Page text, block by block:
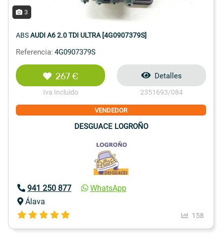
3
ABSAUDI A6 2.0 TDI ULTRA [4G0907379S]
Referencia: 4G0907379S
267 €
Iva Incluido
Detalles
2351693/084
VENDEDOR
DESGUACE LOGROÑO
941 250 877
WhatsApp
Álava
158